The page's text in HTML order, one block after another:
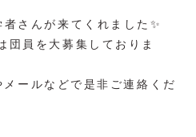
さんが来てくれました✨
団員を大募集しておりま
ールなどで是非ご連絡くだ